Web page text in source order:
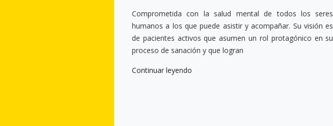
Comprometida con la salud mental de todos los seres
humanos a los que puede asistir y acompañar. Su visión es
de pacientes activos que asumen un rol protagónico en su
proceso de sanación y que logran
Continuar leyendo